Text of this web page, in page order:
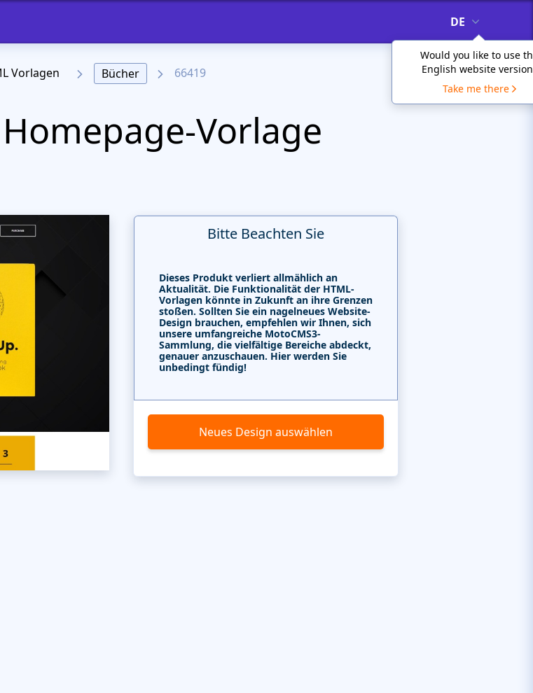
DE
Would you like to use
English website
Take me there
Vorlagen Bücher 66419
Vorlage
Bitte Beachten Sie
Dieses Produkt verliert allmählich an
Aktualität. Die Funktionalität der HTML-
Vorlagen könnte in Zukunft an ihre Grenzen
stoßen. Sollten Sie ein nagelneues Website-
Design brauchen, empfehlen wir Ihnen, sich
unsere umfangreiche MotoCMS3-
Sammlung, die vielfältige Bereiche abdeckt,
genauer anzuschauen. Hier werden Sie
unbedingt fündig!
Neues Design auswählen